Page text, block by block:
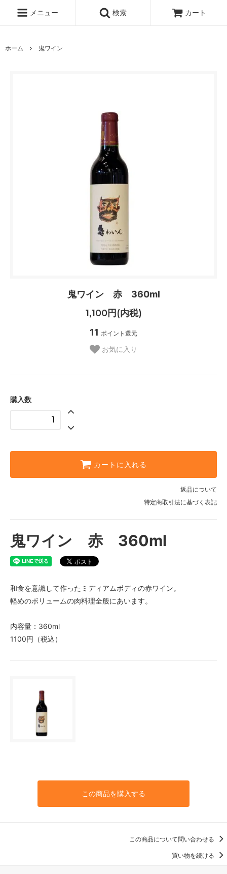
メニュー 検索 カート
ホーム 鬼ワイン
鬼ワイン 赤 360ml
1,100円(内税)
11 ポイント還元
お気に入り
購入数
カートに入れる
返品について
特定商取引法に基づく表記
鬼ワイン 赤 360ml
和食を意識して作ったミディアムボディの赤ワイン。
軽めのボリュームの肉料理全般にあいます。
内容量：360ml
1100円（税込）
この商品を購入する
この商品について問い合わせる
買い物を続ける